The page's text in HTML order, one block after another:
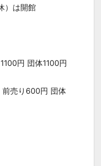
）は開館
円 団体1100円
売り600円 団体